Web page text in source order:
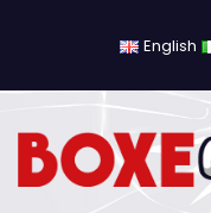
English